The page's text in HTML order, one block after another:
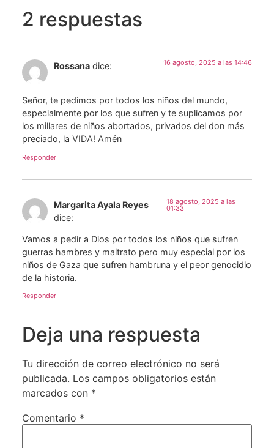
2 respuestas
Rossana dice: 16 agosto, 2025 a las 14:46
Señor, te pedimos por todos los niños del mundo,
especialmente por los que sufren y te suplicamos por
los millares de niños abortados, privados del don más
preciado, la VIDA! Amén
Responder
Margarita Ayala Reyes
dice:
18 agosto, 2025 a las
01:33
Vamos a pedir a Dios por todos los niños que sufren
guerras hambres y maltrato pero muy especial por los
niños de Gaza que sufren hambruna y el peor genocidio
de la historia.
Responder
Deja una respuesta
Tu dirección de correo electrónico no será
publicada. Los campos obligatorios están
marcados con *
Comentario *